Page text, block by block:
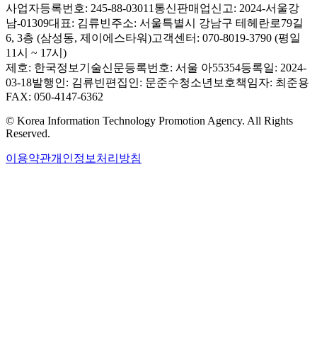
사업자등록번호: 245-88-03011 통신판매업신고: 2024-서울강
남-01309대표: 김류빈주소: 서울특별시 강남구 테헤란로79길
6, 3층 (삼성동, 제이에스타워)고객센터: 070-8019-3790 (평일
11시 ~ 17시)
제호: 한국정보기술신문등록번호: 서울 아55354등록일: 2024-
03-18발행인: 김류빈편집인: 문준수청소년보호책임자: 최준용
FAX: 050-4147-6362
© Korea Information Technology Promotion Agency. All Rights
Reserved.
이용약관개인정보처리방침